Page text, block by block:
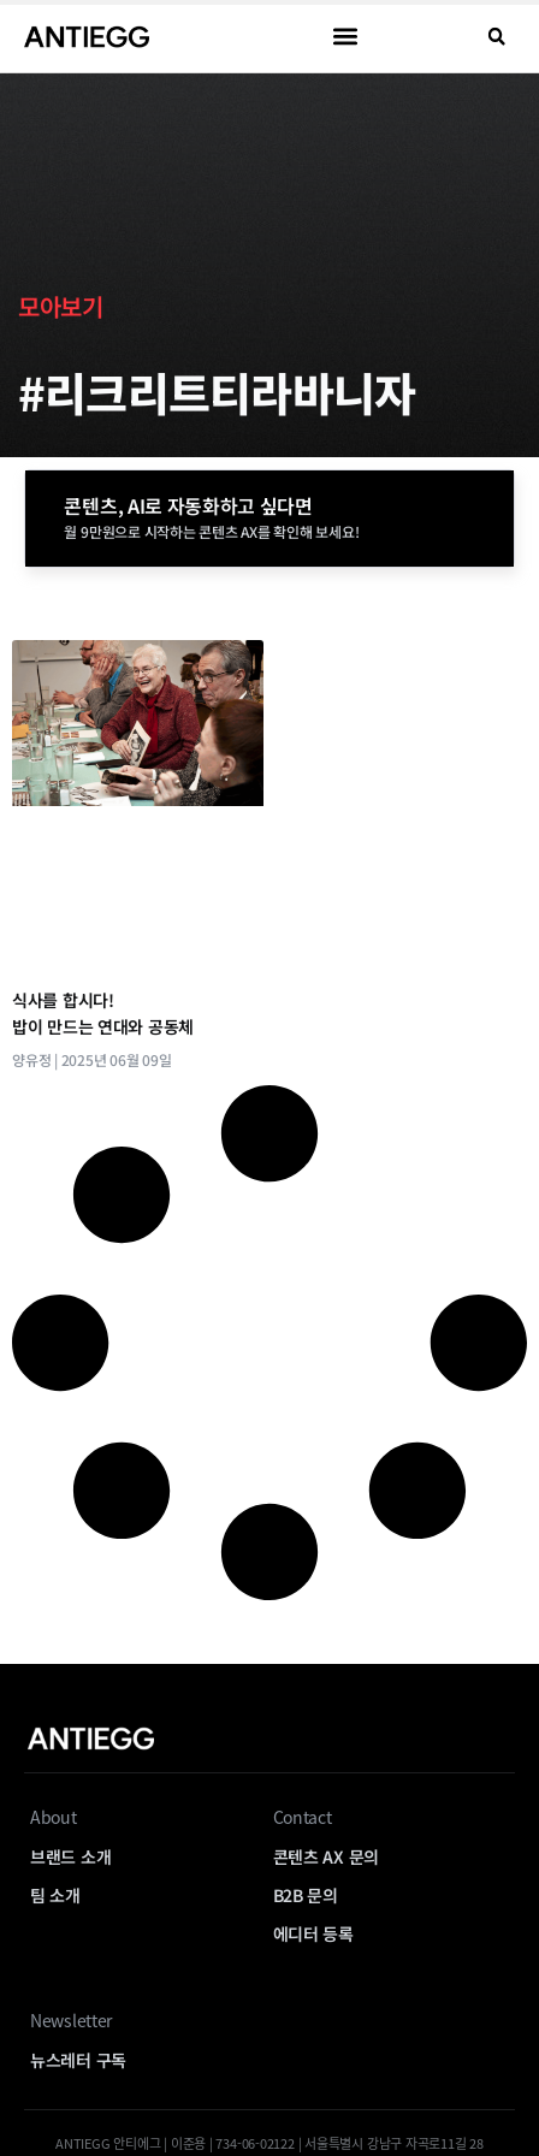
모아보기
#리크리트티라바니자
콘텐츠, AI로 자동화하고 싶다면
월 9만원으로 시작하는 콘텐츠 AX를 확인해 보세요!
식사를 합시다!
밥이 만드는 연대와 공동체
양유정 2025년 06월 09일
About
브랜드 소개
팀 소개
Contact
콘텐츠 AX 문의
B2B 문의
에디터 등록
Newsletter
뉴스레터 구독
ANTIEGG 안티에그 | 이준용 | 734-06-02122 | 서울특별시 강남구 자곡로11길 28